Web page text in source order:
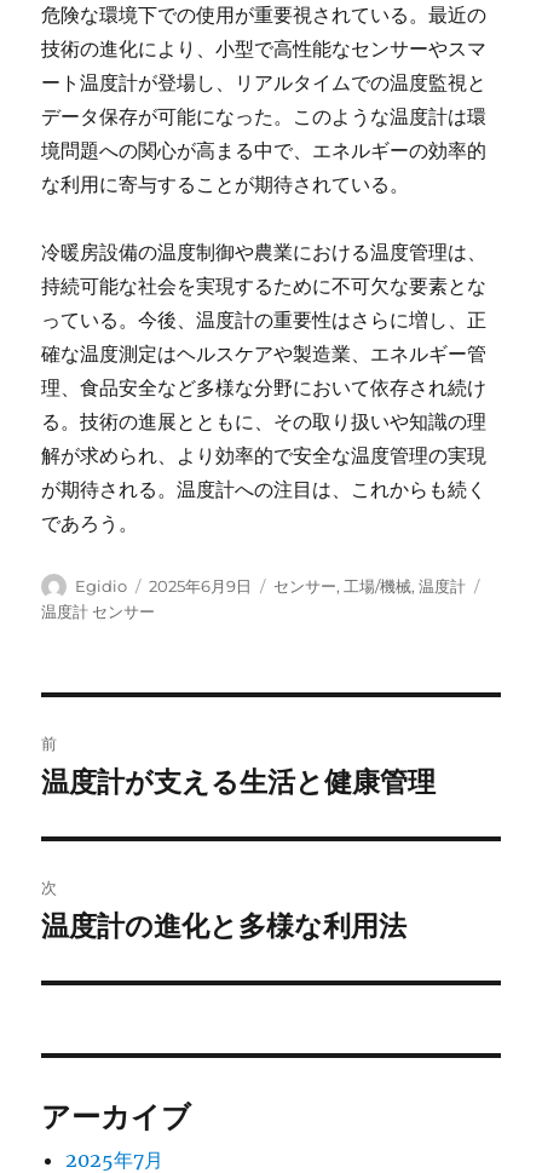
危険な環境下での使用が重要視されている。最近の
技術の進化により、小型で高性能なセンサーやスマ
ート温度計が登場し、リアルタイムでの温度監視と
データ保存が可能になった。このような温度計は環
境問題への関心が高まる中で、エネルギーの効率的
な利用に寄与することが期待されている。
冷暖房設備の温度制御や農業における温度管理は、
持続可能な社会を実現するために不可欠な要素とな
っている。今後、温度計の重要性はさらに増し、正
確な温度測定はヘルスケアや製造業、エネルギー管
理、食品安全など多様な分野において依存され続け
る。技術の進展とともに、その取り扱いや知識の理
解が求められ、より効率的で安全な温度管理の実現
が期待される。温度計への注目は、これからも続く
であろう。
投
稿
Egidio
投
稿
2025年6月9日
カ
センサー, 工場/機械,温度計
温度計 センサー
稿
ビ
ゲ
ー
ン
前
前
投
稿:
温度計が支える生活と健康管理
次
次
投
温度計の進化と多様な利用法
アーカイブ
2025年7月